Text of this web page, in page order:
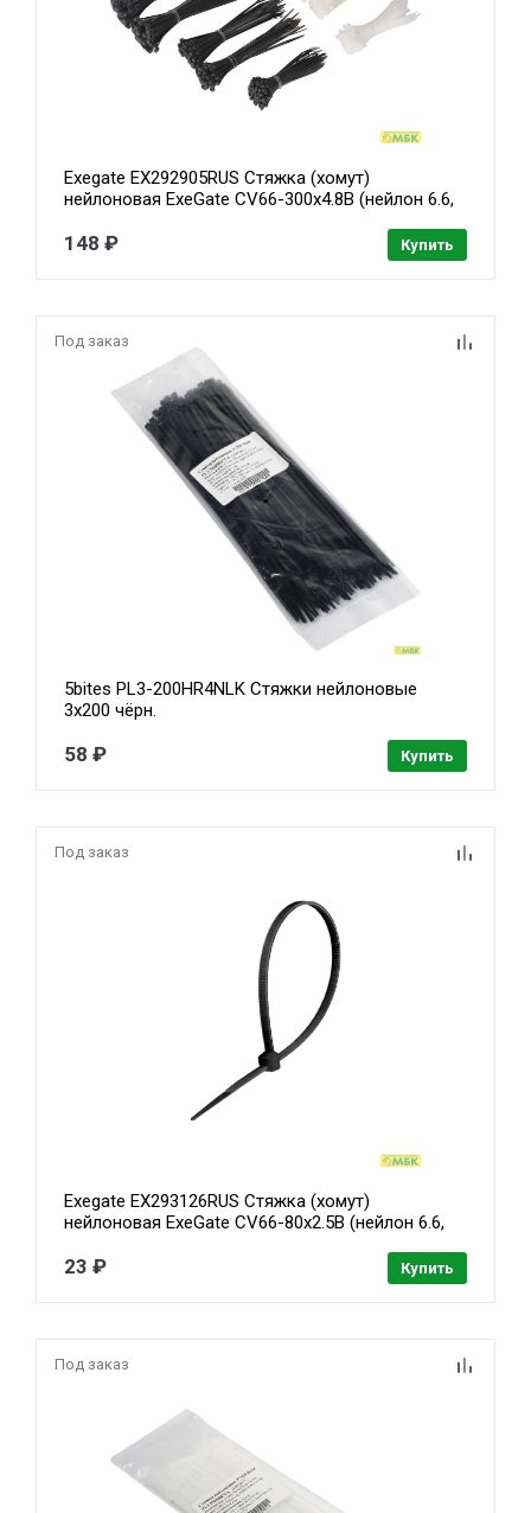
Exegate EX292905RUS Стяжка (хомут)
нейлоновая ExeGate CV66-300x4.8B (нейлон 6.6,
-40°C - +85°C, черная, 100 шт)
148 ₽ Купить
Под заказ
5bites PL3-200HR4NLK Стяжки нейлоновые
3х200 чёрн.
58 ₽ Купить
Под заказ
Exegate EX293126RUS Стяжка (хомут)
нейлоновая ExeGate CV66-80x2.5B (нейлон 6.6,
- +85°C, черная, 100 шт)
23 ₽ Купить
Под заказ